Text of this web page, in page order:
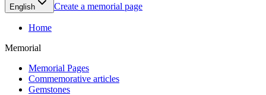
English Create a memorial page
Home
Memorial
Memorial Pages
Commemorative articles
Gemstones